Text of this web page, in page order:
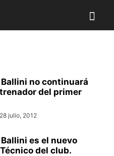
Ballini no continuará
del primer
28 julio, 2012
es el nuevo
del club.